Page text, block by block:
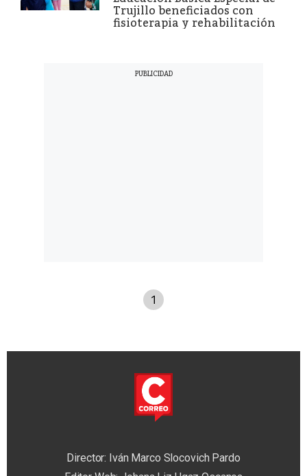
Trujillo beneficiados con
fisioterapia y rehabilitación
1
Director: Iván Marco Slocovich Pardo